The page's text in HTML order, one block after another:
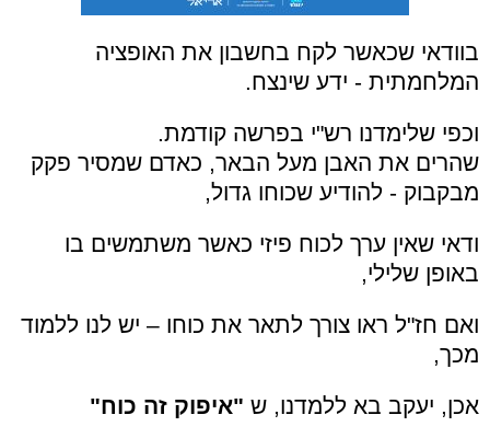
בוודאי שכאשר לקח בחשבון את האופציה
המלחמתית - ידע שינצח.
וכפי שלימדנו רש"י בפרשה קודמת.
שהרים את האבן מעל הבאר, כאדם שמסיר פקק
מבקבוק - להודיע שכוחו גדול,
ודאי שאין ערך לכוח פיזי כאשר משתמשים בו
באופן שלילי,
ואם חז"ל ראו צורך לתאר את כוחו – יש לנו ללמוד
מכך,
אכן, יעקב בא ללמדנו, ש "איפוק זה כוח"